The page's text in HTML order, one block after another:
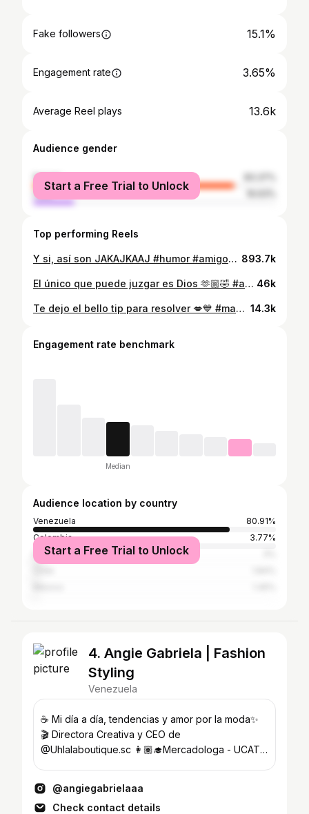
Fake followers 15.1%
Engagement rate 3.65%
Average Reel plays 13.6k
Audience gender
female
male
Start a Free Trial to Unlock
Top performing Reels
Y si, así son JAKAJKAAJ #humor #amigos #manualidades 893.7k
El único que puede juzgar es Dios 🫶🏼🤣 #arreglosconglobos #regalos 46k
Te dejo el bello tip para resolver 💋💙 #manualidades #diy #impresiones 14.3k
Engagement rate benchmark
Median
Audience location by country
Venezuela
80.91%
Colombia
3.77%
PeruStart a Free Trial to Unlock
4. Angie Gabriela | Fashion
Styling
Venezuela
☕️ Mi día a día, tendencias y amor por la moda✨
🎬 Directora Creativa y CEO de
⁠@Uhlalaboutique.sc 👩🏽‍🎓Mercadologa - UCAT
@angiegabrielaaa
Check contact details